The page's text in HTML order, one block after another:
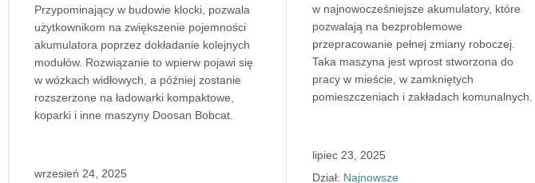
Przypominający w budowie klocki, pozwala
użytkownikom na zwiększenie pojemności
akumulatora poprzez dokładanie kolejnych
modułów. Rozwiązanie to wpierw pojawi się
w wózkach widłowych, a później zostanie
rozszerzone na ładowarki kompaktowe,
koparki i inne maszyny Doosan Bobcat.
wrzesień 24, 2025
w najnowocześniejsze akumulatory, które
pozwalają na bezproblemowe
przepracowanie pełnej zmiany roboczej.
Taka maszyna jest wprost stworzona do
pracy w mieście, w zamkniętych
pomieszczeniach i zakładach komunalnych.
lipiec 23, 2025
Dział: Najnowsze